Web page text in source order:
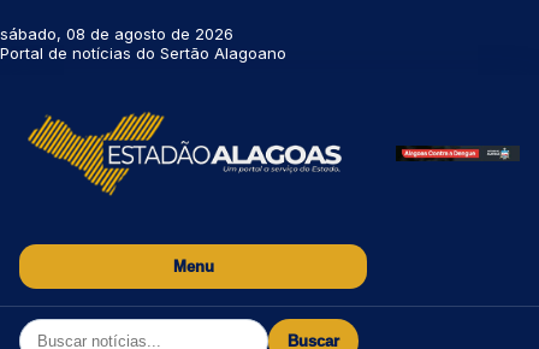
sábado, 08 de agosto de 2026
Portal de notícias do Sertão Alagoano
Menu
Buscar